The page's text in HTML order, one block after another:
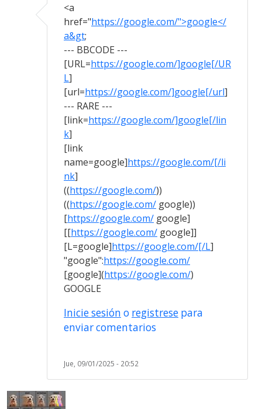
<a
href="https://google.com/">google</
a&gt;
--- BBCODE ---
[URL=https://google.com/]google[/UR
L]
[url=https://google.com/]google[/url]
--- RARE ---
[link=https://google.com/]google[/lin
k]
[link
name=google]https://google.com/[/li
nk]
((https://google.com/))
((https://google.com/ google))
[https://google.com/ google]
[[https://google.com/ google]]
[L=google]https://google.com/[/L]
"google":https://google.com/
[google](https://google.com/)
GOOGLE
Inicie sesión o registrese para
enviar comentarios
Jue, 09/01/2025 - 20:52